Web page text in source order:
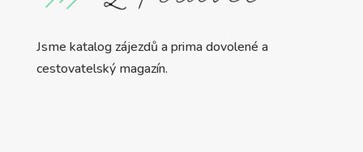
Jsme katalog zájezdů a prima dovolené a
cestovatelský magazín.